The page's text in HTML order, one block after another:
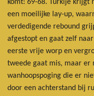
komt: 69-68. Turkije krijgt
een moeilijke lay-up,
verdedigende rebound
afgestopt en gaat zelf
eerste vrije worp en
tweede gaat mis, maar er
wanhoopspoging die er
door een achterstand bij